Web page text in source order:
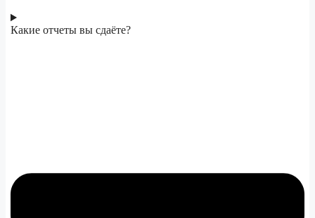
Какие отчеты вы сдаёте?